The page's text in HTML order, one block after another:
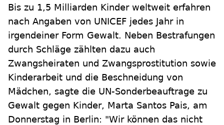
Bis zu 1,5 Milliarden Kinder weltweit erfahren
nach Angaben von UNICEF jedes Jahr in
irgendeiner Form Gewalt. Neben Bestrafungen
durch Schläge zählten dazu auch
Zwangsheiraten und Zwangsprostitution sowie
Kinderarbeit und die Beschneidung von
Mädchen, sagte die UN-Sonderbeauftrage zu
Gewalt gegen Kinder, Marta Santos Pais, am
Donnerstag in Berlin: "Wir können das nicht